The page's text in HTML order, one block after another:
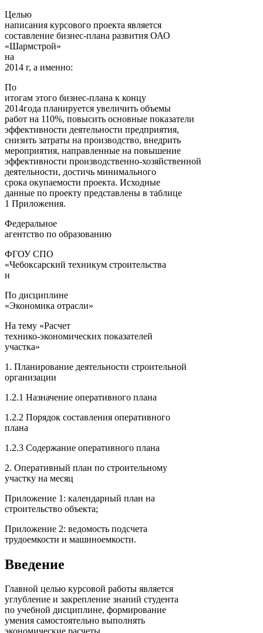
Целью
написания курсового проекта является
составление бизнес-плана развития ОАО
«Шармстрой»
на
2014 г, а именно:
По
итогам этого бизнес-плана к концу
2014года планируется увеличить объемы
работ на 110%, повысить основные показатели
эффективности деятельности предприятия,
снизить затраты на производство, внедрить
мероприятия, направленные на повышение
эффективности производственно-хозяйственной
деятельности, достичь минимального
срока окупаемости проекта. Исходные
данные по проекту представлены в таблице
1 Приложения.
Федеральное
агентство по образованию
ФГОУ СПО
«Чебоксарский техникум строительства
и
По дисциплине
«Экономика отрасли»
На тему «Расчет
технико-экономических показателей
участка»
1. Планирование деятельности строительной
организации
1.2.1 Назначение оперативного плана
1.2.2 Порядок составления оперативного
плана
1.2.3 Содержание оперативного плана
2. Оперативный план по строительному
участку на месяц
Приложение 1: календарный план на
строительство объекта;
Приложение 2: ведомость подсчета
трудоемкости и машиноемкости.
Введение
Главной целью курсовой работы является
углубление и закрепление знаний студента
по учебной дисциплине, формирование
умения самостоятельно выполнять